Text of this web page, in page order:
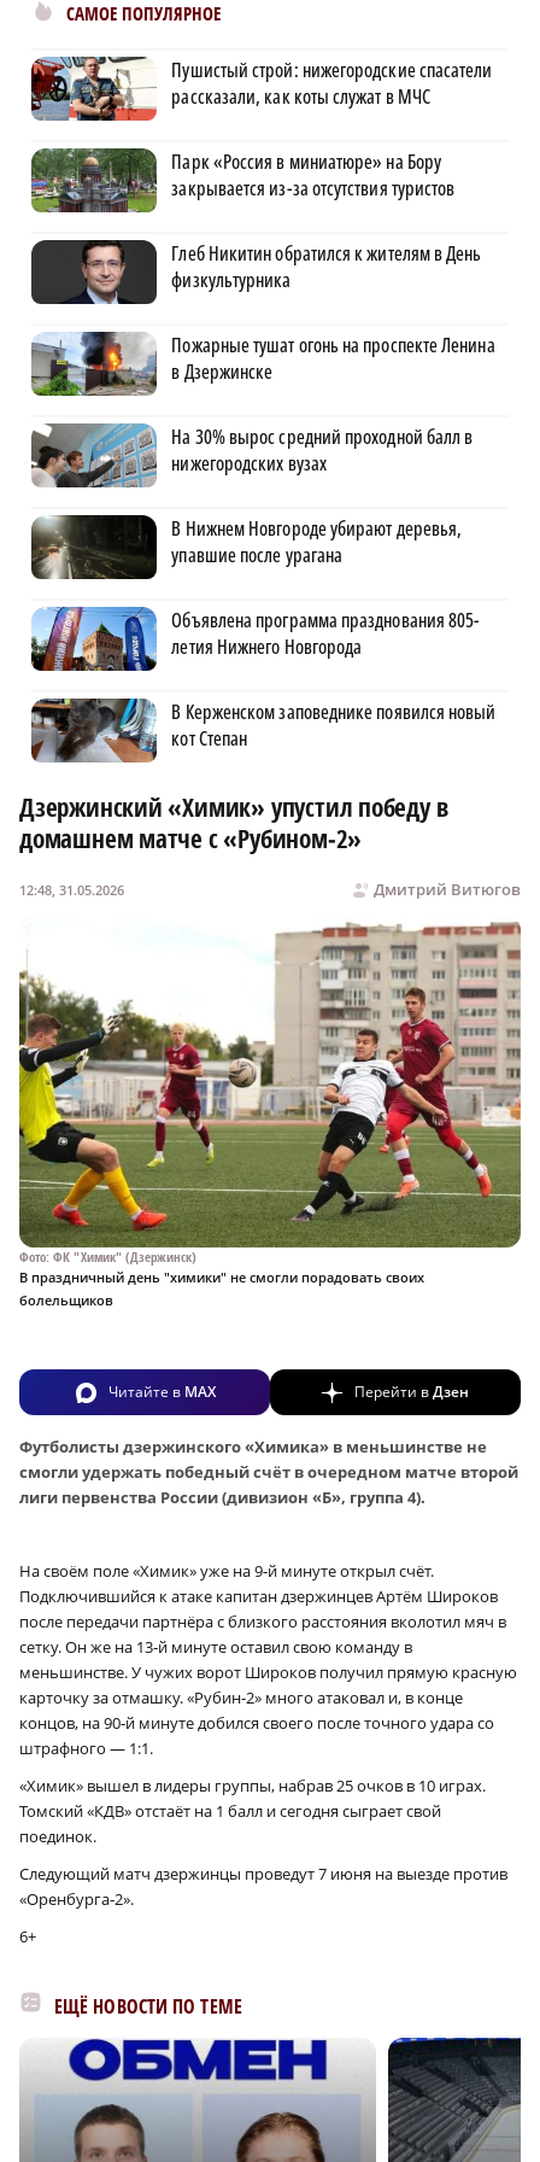
САМОЕ ПОПУЛЯРНОЕ
Пушистый строй: нижегородские спасатели
рассказали, как коты служат в МЧС
Парк «Россия в миниатюре» на Бору
закрывается из-за отсутствия туристов
Глеб Никитин обратился к жителям в День
физкультурника
Пожарные тушат огонь на проспекте Ленина
в Дзержинске
На 30% вырос средний проходной балл в
нижегородских вузах
В Нижнем Новгороде убирают деревья,
упавшие после урагана
Объявлена программа празднования 805-
летия Нижнего Новгорода
В Керженском заповеднике появился новый
кот Степан
Дзержинский «Химик» упустил победу в
домашнем матче с «Рубином‑2»
Дмитрий Витюгов
12:48, 31.05.2026
Фото: ФК "Химик" (Дзержинск)
В праздничный день "химики" не смогли порадовать своих
болельщиков
Читайте в MAX Перейти вДзен
Футболисты дзержинского «Химика» в меньшинстве не
смогли удержать победный счёт в очередном матче второй
лиги первенства России (дивизион «Б», группа 4).
На своём поле «Химик» уже на 9‑й минуте открыл счёт.
Подключившийся к атаке капитан дзержинцев Артём Широков
после передачи партнёра с близкого расстояния вколотил мяч в
сетку. Он же на 13‑й минуте оставил свою команду в
меньшинстве. У чужих ворот Широков получил прямую красную
карточку за отмашку. «Рубин‑2» много атаковал и, в конце
концов, на 90‑й минуте добился своего после точного удара со
штрафного — 1:1.
«Химик» вышел в лидеры группы, набрав 25 очков в 10 играх.
Томский «КДВ» отстаёт на 1 балл и сегодня сыграет свой
поединок.
Следующий матч дзержинцы проведут 7 июня на выезде против
«Оренбурга‑2».
6+
ЕЩЁ НОВОСТИ ПО ТЕМЕ